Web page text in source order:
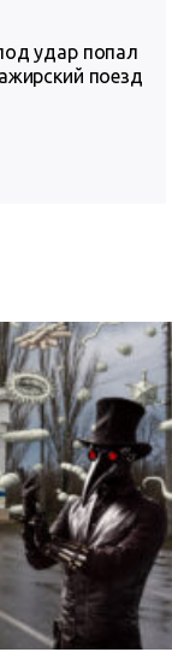
удар попал
поезд